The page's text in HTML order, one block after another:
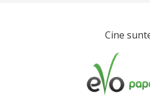
Cine